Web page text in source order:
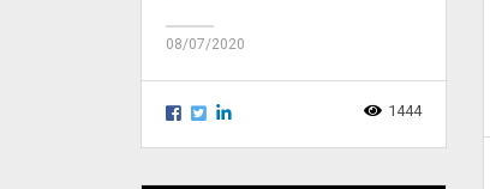
08/07/2020
1444